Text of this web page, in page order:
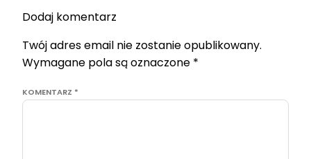
Dodaj komentarz
Twój adres email nie zostanie opublikowany.
Wymagane pola są oznaczone *
KOMENTARZ *